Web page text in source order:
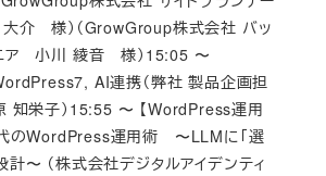
介 様）（GrowGroup株式会社 バッ
ア 小川 綾音 様）15:05 〜
AI連携（弊社 製品企画担
知栄子）15:55 〜 【WordPress運用
のWordPress運用術 〜LLMに「選
計〜 （株式会社デジタルアイデンティ